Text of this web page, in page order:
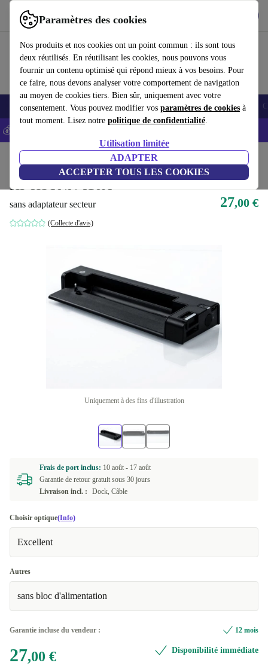
Paramètres des cookies
Nos produits et nos cookies ont un point commun : ils sont tous
deux réutilisés. En réutilisant les cookies, nous pouvons vous
fournir un contenu optimisé qui répond mieux à vos besoins. Pour
ce faire, nous devons analyser votre comportement de navigation
au moyen de cookies tiers. Bien sûr, uniquement avec votre
consentement. Vous pouvez modifier vos paramètres de cookies à
tout moment. Lisez notre politique de confidentialité.
Utilisation limitée
ADAPTER
ACCEPTER TOUS LES COOKIES
Utilisez refurbed rapidement et facilement
Smartphones Laptops Tablettes Montres connectées Accessoires
💰-5% EXTRA sur les iPhones – Code: IPHONEDEAL -
Accessoires Ordinateur
HP HSTNN-I16X
sans adaptateur secteur
(Collecte d'avis)
27,00 €
Uniquement à des fins d'illustration
Frais de port inclus: 10 août - 17 août
Garantie de retour gratuit sous 30 jours
Livraison incl. :
Dock, Câble
Choisir optique(Info)
Excellent
Autres
sans bloc d'alimentation
Garantie incluse du vendeur : 12 mois
27,00 € Disponibilité immédiate